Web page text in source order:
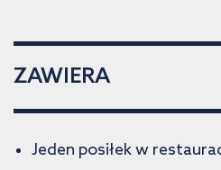
ZAWIERA
Jeden posiłek w